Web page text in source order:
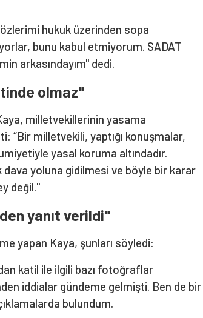
hukuk üzerinden sopa
bunu kabul etmiyorum. SADAT
arkasındayım" dedi.
olmaz"
milletvekillerinin yasama
“Bir milletvekili, yaptığı konuşmalar,
yasal koruma altındadır.
yoluna gidilmesi ve böyle bir karar
değil."
yanıt verildi"
yapan Kaya, şunları söyledi:
katil ile ilgili bazı fotoğraflar
iddialar gündeme gelmişti. Ben de bir
bulundum.